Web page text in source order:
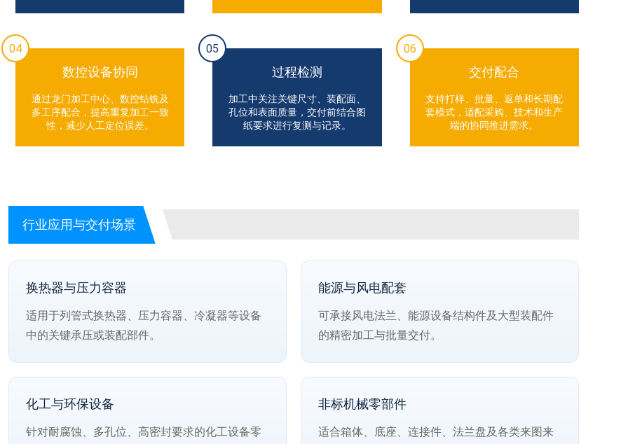
04
数控设备协同
通过龙门加工中心、数控钻铣及
多工序配合，提高重复加工一致
性，减少人工定位误差。
05
过程检测
加工中关注关键尺寸、装配面、
孔位和表面质量，交付前结合图
纸要求进行复测与记录。
06
交付配合
支持打样、批量、返单和长期配
套模式，适配采购、技术和生产
端的协同推进需求。
行业应用与交付场景
换热器与压力容器
适用于列管式换热器、压力容器、冷凝器等设备
中的关键承压或装配部件。
能源与风电配套
可承接风电法兰、能源设备结构件及大型装配件
的精密加工与批量交付。
化工与环保设备
针对耐腐蚀、多孔位、高密封要求的化工设备零
非标机械零部件
适合箱体、底座、连接件、法兰盘及各类来图来